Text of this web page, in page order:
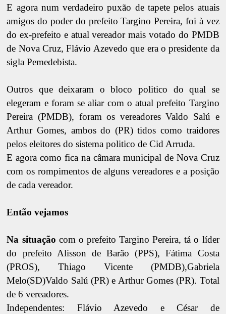
E agora num verdadeiro puxão de tapete pelos atuais
amigos do poder do prefeito Targino Pereira, foi à vez
do ex-prefeito e atual vereador mais votado do PMDB
de Nova Cruz, Flávio Azevedo que era o presidente da
sigla Pemedebista.
Outros que deixaram o bloco politico do qual se
elegeram e foram se aliar com o atual prefeito Targino
Pereira (PMDB), foram os vereadores Valdo Salú e
Arthur Gomes, ambos do (PR) tidos como traidores
pelos eleitores do sistema politico de Cid Arruda.
E agora como fica na câmara municipal de Nova Cruz
com os rompimentos de alguns vereadores e a posição
de cada vereador.
Então vejamos
Na situação com o prefeito Targino Pereira, tá o líder
do prefeito Alisson de Barão (PPS), Fátima Costa
(PROS), Thiago Vicente (PMDB),Gabriela
Melo(SD)Valdo Salú (PR) e Arthur Gomes (PR). Total
de 6 vereadores.
Independentes: Flávio Azevedo e César de